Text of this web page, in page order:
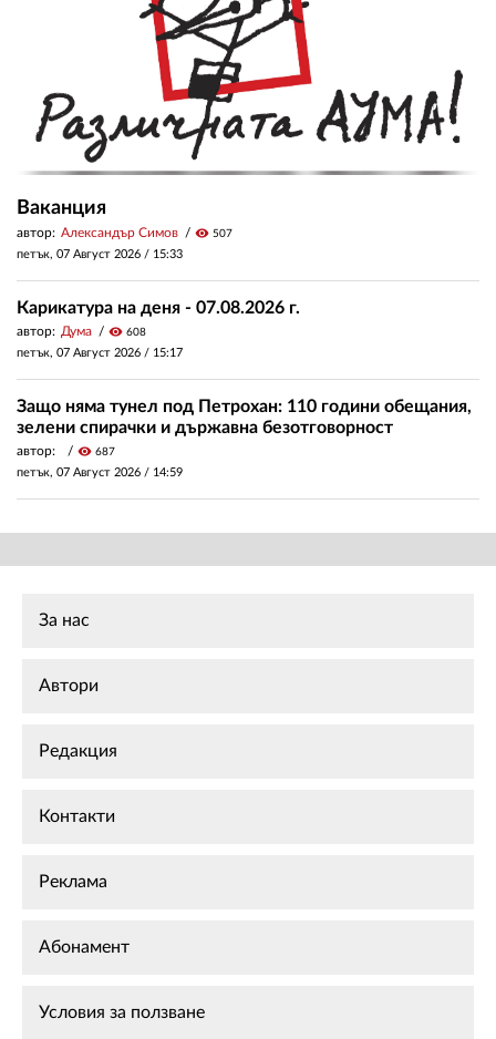
Ваканция
автор: Александър Симов visibility 507
петък, 07 Август 2026 / 15:33
Карикатура на деня - 07.08.2026 г.
автор: Дума visibility 608
петък, 07 Август 2026 / 15:17
Защо няма тунел под Петрохан: 110 години обещания,
зелени спирачки и държавна безотговорност
автор: visibility 687
петък, 07 Август 2026 / 14:59
За нас
Автори
Редакция
Контакти
Реклама
Абонамент
Условия за ползване